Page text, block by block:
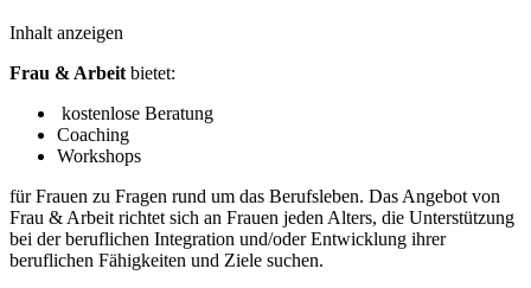
Inhalt anzeigen
Frau & Arbeit bietet:
kostenlose Beratung
Coaching
Workshops
für Frauen zu Fragen rund um das Berufsleben. Das Angebot von
Frau & Arbeit richtet sich an Frauen jeden Alters, die Unterstützung
bei der beruflichen Integration und/oder Entwicklung ihrer
beruflichen Fähigkeiten und Ziele suchen.